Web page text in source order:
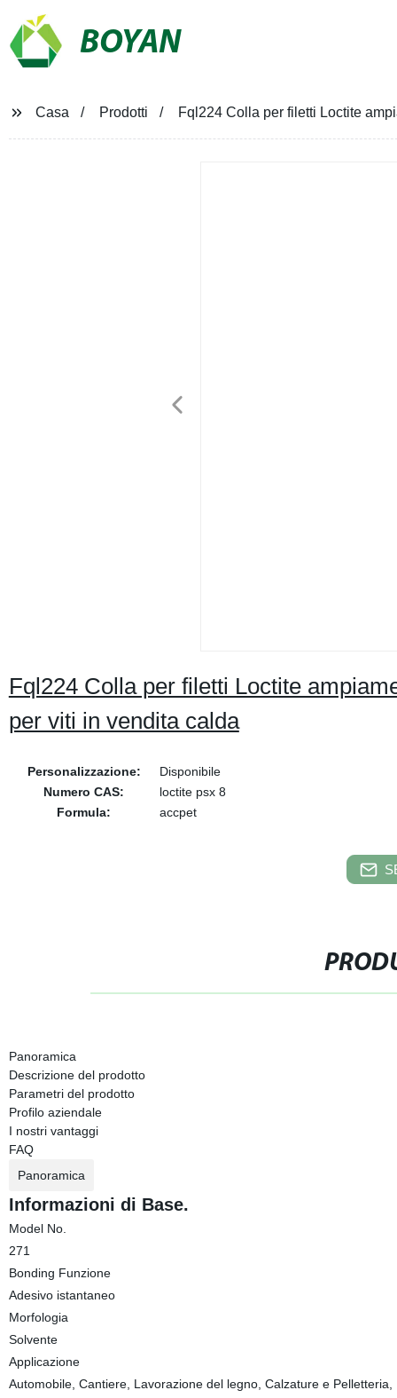
BOYAN
Casa Prodotti Fql224 Colla per filetti Loctite
Fql224 Colla per filetti Loctite
per viti in vendita calda
Personalizzazione:
Disponibile
Numero CAS:
loctite psx 8
Formula:
accpet
Panoramica
Descrizione del prodotto
Parametri del prodotto
Profilo aziendale
I nostri vantaggi
FAQ
Panoramica
Informazioni di Base.
Model No.
271
Bonding Funzione
Adesivo istantaneo
Morfologia
Solvente
Applicazione
Automobile, Cantiere, Lavorazione del legno, Calzature e